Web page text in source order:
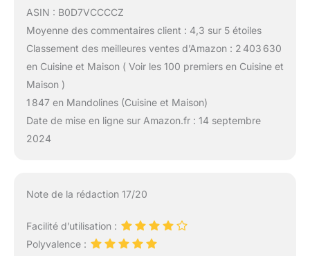
ASIN : B0D7VCCCCZ
Moyenne des commentaires client : 4,3 sur 5 étoiles
Classement des meilleures ventes d’Amazon : 2 403 630
en Cuisine et Maison ( Voir les 100 premiers en Cuisine et
Maison )
1 847 en Mandolines (Cuisine et Maison)
Date de mise en ligne sur Amazon.fr : 14 septembre
2024
Note de la rédaction 17/20
Facilité d’utilisation :
Polyvalence :